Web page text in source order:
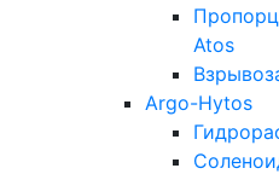
Atos
Argo-Hytos